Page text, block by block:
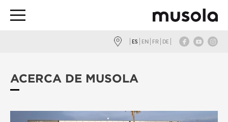
ES EN FR DE
ACERCA DE MUSOLA